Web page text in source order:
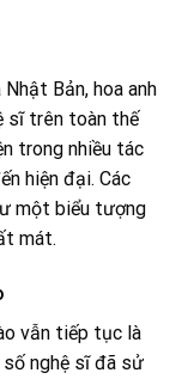
Bản, hoa anh
sĩ trên toàn thế
trong nhiều tác
hiện đại. Các
một biểu tượng
mát.
vẫn tiếp tục là
số nghệ sĩ đã sử